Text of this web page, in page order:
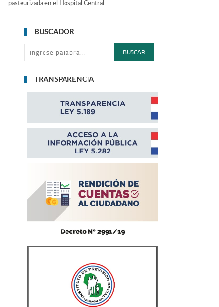
pasteurizada en el Hospital Central
BUSCADOR
BUSCAR
TRANSPARENCIA